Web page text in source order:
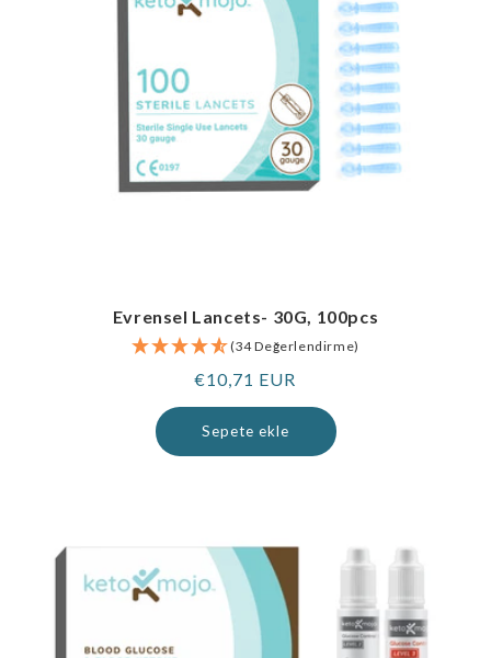
Evrensel Lancets- 30G, 100pcs
(34 Değerlendirme)
Normal
fiyat
€10,71 EUR
Sepete ekle